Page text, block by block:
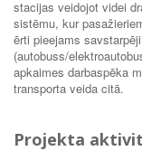
stacijas veidojot videi
sistēmu, kur
ērti pieejams
(autobuss/
apkaimes darbaspēka
transporta veida citā.
Projekta